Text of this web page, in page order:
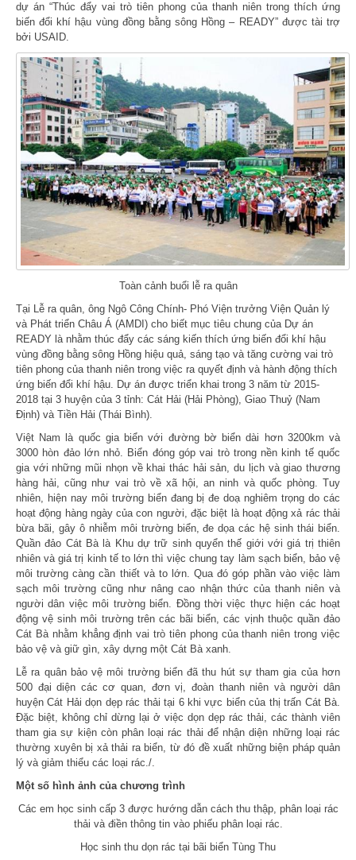
dự án “Thúc đẩy vai trò tiên phong của thanh niên trong thích ứng
biến đổi khí hậu vùng đồng bằng sông Hồng – READY” được tài trợ
bởi USAID.
Toàn cảnh buổi lễ ra quân
Tại Lễ ra quân, ông Ngô Công Chính- Phó Viện trưởng Viện Quản lý
và Phát triển Châu Á (AMDI) cho biết mục tiêu chung của Dự án
READY là nhằm thúc đẩy các sáng kiến thích ứng biến đổi khí hậu
vùng đồng bằng sông Hồng hiệu quả, sáng tạo và tăng cường vai trò
tiên phong của thanh niên trong việc ra quyết định và hành động thích
ứng biến đổi khí hậu. Dự án được triển khai trong 3 năm từ 2015-
2018 tại 3 huyện của 3 tỉnh: Cát Hải (Hải Phòng), Giao Thuỷ (Nam
Định) và Tiền Hải (Thái Bình).
Việt Nam là quốc gia biển với đường bờ biển dài hơn 3200km và
3000 hòn đảo lớn nhỏ. Biển đóng góp vai trò trong nền kinh tế quốc
gia với những mũi nhọn về khai thác hải sản, du lịch và giao thương
hàng hải, cũng như vai trò về xã hội, an ninh và quốc phòng. Tuy
nhiên, hiện nay môi trường biển đang bị đe doạ nghiêm trọng do các
hoạt động hàng ngày của con người, đặc biệt là hoạt động xả rác thải
bừa bãi, gây ô nhiễm môi trường biển, đe dọa các hệ sinh thái biển.
Quần đảo Cát Bà là Khu dự trữ sinh quyển thế giới với giá trị thiên
nhiên và giá trị kinh tế to lớn thì việc chung tay làm sạch biển, bảo vệ
môi trường càng cần thiết và to lớn. Qua đó góp phần vào việc làm
sạch môi trường cũng như nâng cao nhận thức của thanh niên và
người dân việc môi trường biển. Đồng thời việc thực hiện các hoạt
động vệ sinh môi trường trên các bãi biển, các vịnh thuộc quần đảo
Cát Bà nhằm khẳng định vai trò tiên phong của thanh niên trong việc
bảo vệ và giữ gìn, xây dựng một Cát Bà xanh.
Lễ ra quân bảo vệ môi trường biển đã thu hút sự tham gia của hơn
500 đại diện các cơ quan, đơn vị, đoàn thanh niên và người dân
huyện Cát Hải dọn dẹp rác thải tại 6 khi vực biển của thị trấn Cát Bà.
Đặc biệt, không chỉ dừng lại ở việc dọn dẹp rác thải, các thành viên
tham gia sự kiện còn phân loại rác thải để nhận diện những loại rác
thường xuyên bị xả thải ra biển, từ đó đề xuất những biện pháp quản
lý và giảm thiểu các loại rác./.
Một số hình ảnh của chương trình
Các em học sinh cấp 3 được hướng dẫn cách thu thập, phân loại rác
thải và điền thông tin vào phiếu phân loại rác.
Học sinh thu dọn rác tại bãi biển Tùng Thu